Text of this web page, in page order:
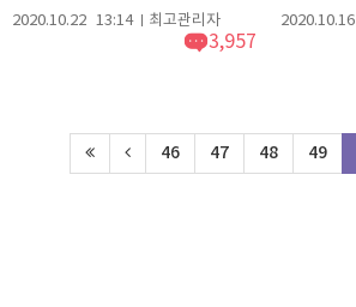
2020.10.22 13:14 최고관리자
3,957
2020.10.16
46 47 48 49